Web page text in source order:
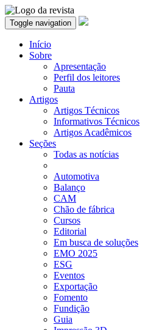
Toggle navigation
Início
Sobre
Apresentação
Perfil dos leitores
Pauta
Artigos
Artigos Técnicos
Informativos Técnicos
Artigos Acadêmicos
Seções
Todas as notícias
Automotiva
Balanço
CAM
Chão de fábrica
Cursos
Editorial
Em busca de soluções
EMO 2025
ESG
Eventos
Exportação
Fomento
Fundição
Guia